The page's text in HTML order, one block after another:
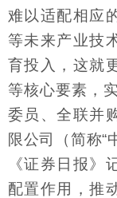
难以适配相应
等未来产业技
育投入，这就
等核心要素，
委员、全联并
限公司（简称“
《证券日报》
配置作用，推